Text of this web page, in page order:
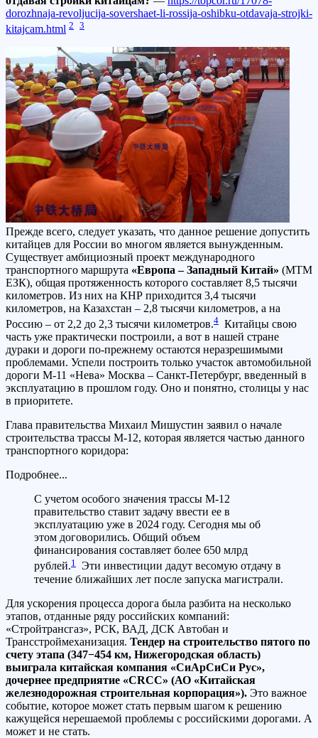
dorozhnaja-revoljucija-sovershaet-li-rossija-oshibku-otdavaja-strojki-
kitajcam.html 2 3
Прежде всего, следует указать, что данное решение допустить
китайцев для России во многом является вынужденным.
Существует амбициозный проект международного
транспортного маршрута «Европа – Западный Китай» (МТМ
ЕЗК), общая протяженность которого составляет 8,5 тысячи
километров. Из них на КНР приходится 3,4 тысячи
километров, на Казахстан – 2,8 тысячи километров, а на
Россию – от 2,2 до 2,3 тысячи километров.4 Китайцы свою
часть уже практически построили, а вот в нашей стране
дураки и дороги по-прежнему остаются неразрешимыми
проблемами. Успели построить только участок автомобильной
дороги М-11 «Нева» Москва – Санкт-Петербург, введенный в
эксплуатацию в прошлом году. Оно и понятно, столицы у нас
в приоритете.
Глава правительства Михаил Мишустин заявил о начале
строительства трассы М-12, которая является частью данного
транспортного коридора:
Подробнее...
С учетом особого значения трассы М-12
правительство ставит задачу ввести ее в
эксплуатацию уже в 2024 году. Сегодня мы об
этом договорились. Общий объем
финансирования составляет более 650 млрд
рублей.1
Эти инвестиции дадут весомую отдачу в
течение ближайших лет после запуска магистрали.
Для ускорения процесса дорога была разбита на несколько
этапов, отданные ряду российских компаний:
«Стройтрансгаз», РСК, ВАД, ДСК Автобан и
Трансстроймеханизация. Тендер на строительство пятого по
счету этапа (347−454 км, Нижегородская область)
выиграла китайская компания «СиАрСиСи Рус»,
дочернее предприятие «СRCC» (АО «Китайская
железнодорожная строительная корпорация»). Это важное
событие, которое может стать первым шагом к решению
кажущейся нерешаемой проблемы с российскими дорогами. А
может и не стать.